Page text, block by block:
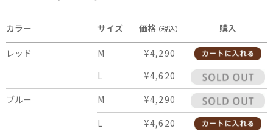
カラー サイズ 価格（税込） 購入
レッド M
¥4,290
L
¥4,620
ブルー
M
¥4,290
L
¥4,620